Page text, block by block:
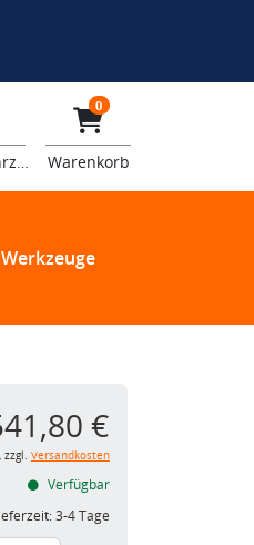
0
Warenkorb
Werkzeuge
€
zzgl. Versandkosten
Verfügbar
3-4 Tage